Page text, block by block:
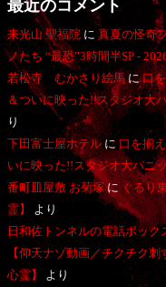
最近のコメント
来光山 聖福院 に 真夏の怪奇
ノたち “最恐”3時間半SP -
若松寺 むかさり絵馬に口
＆ついに映った!!スタジオ大
り
下田富士屋ホテル に 口を揃
いに映った!!スタジオ大パニ
番町皿屋敷 お菊塚に ぐるり
霊】
より
日和佐トンネルの電話ボック
【仰天ナゾ動画／チクチク
心霊】
より